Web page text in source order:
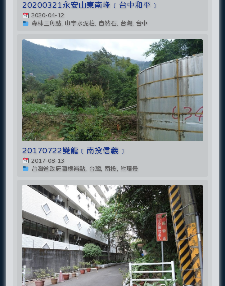
20200321永安山東南峰﹝台中和平﹞
2020-04-12
森林三角點, 山字水泥柱, 自然石, 台灣, 台中
20170722雙龍﹝南投信義﹞
2017-08-13
台灣省政府圖根補點, 台灣, 南投, 附環景